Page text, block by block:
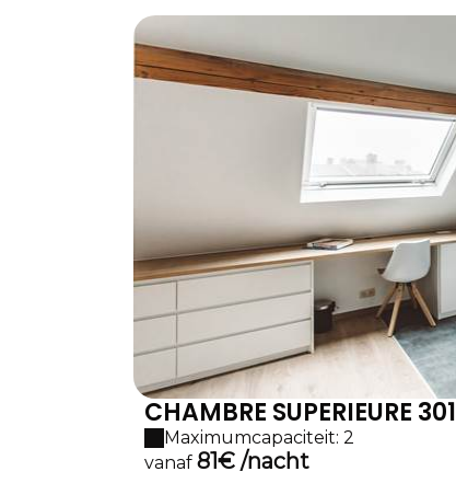
CHAMBRE SUPERIEURE 301
Maximumcapaciteit: 2
vanaf 81€ /nacht